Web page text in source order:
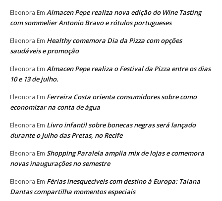
Eleonora Em Almacen Pepe realiza nova edição do Wine Tasting
com sommelier Antonio Bravo e rótulos portugueses
Eleonora Em Healthy comemora Dia da Pizza com opções
saudáveis e promoção
Eleonora Em Almacen Pepe realiza o Festival da Pizza entre os dias
10 e 13 de julho.
Eleonora Em Ferreira Costa orienta consumidores sobre como
economizar na conta de água
Eleonora Em Livro infantil sobre bonecas negras será lançado
durante o Julho das Pretas, no Recife
Eleonora Em Shopping Paralela amplia mix de lojas e comemora
novas inaugurações no semestre
Eleonora Em Férias inesquecíveis com destino à Europa: Taiana
Dantas compartilha momentos especiais